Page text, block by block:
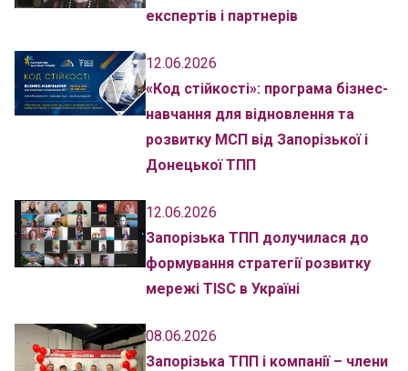
експертів і партнерів
12.06.2026
«Код стійкості»: програма бізнес-
навчання для відновлення та
розвитку МСП від Запорізької і
Донецької ТПП
12.06.2026
Запорізька ТПП долучилася до
формування стратегії розвитку
мережі TISC в Україні
08.06.2026
Запорізька ТПП і компанії – члени